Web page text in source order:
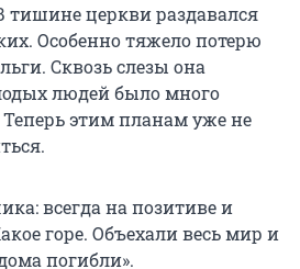
тишине церкви раздавался
Особенно тяжело потерю
Сквозь слезы она
людей было много
Теперь этим планам уже не
всегда на позитиве и
горе. Объехали весь мир и
погибли».